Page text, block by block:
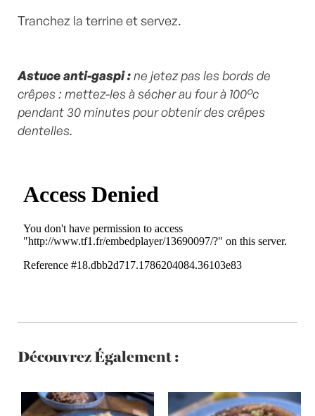
Tranchez la terrine et servez.
Astuce anti-gaspi :ne jetez pas les bords de
crêpes : mettez-les à sécher au four à 100°c
pendant 30 minutes pour obtenir des crêpes
dentelles.
Découvrez Également :